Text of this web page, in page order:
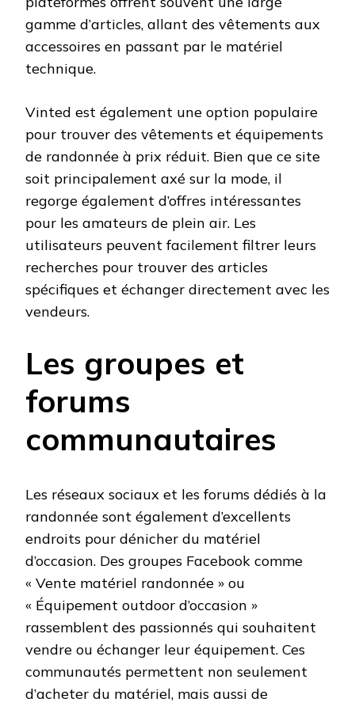
gamme d’articles, allant des vêtements aux
accessoires en passant par le matériel
technique.
Vinted est également une option populaire
pour trouver des vêtements et équipements
de randonnée à prix réduit. Bien que ce site
soit principalement axé sur la mode, il
regorge également d’offres intéressantes
pour les amateurs de plein air. Les
utilisateurs peuvent facilement filtrer leurs
recherches pour trouver des articles
spécifiques et échanger directement avec les
vendeurs.
Les groupes et
forums
communautaires
Les réseaux sociaux et les forums dédiés à la
randonnée sont également d’excellents
endroits pour dénicher du matériel
d’occasion. Des groupes Facebook comme
« Vente matériel randonnée » ou
« Équipement outdoor d’occasion »
rassemblent des passionnés qui souhaitent
vendre ou échanger leur équipement. Ces
communautés permettent non seulement
d’acheter du matériel, mais aussi de